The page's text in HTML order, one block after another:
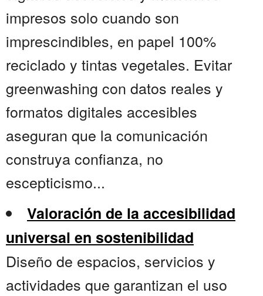
impresos solo cuando son
imprescindibles, en papel 100%
reciclado y tintas vegetales. Evitar
greenwashing con datos reales y
formatos digitales accesibles
aseguran que la comunicación
construya confianza, no
escepticismo...
Valoración de la accesibilidad
universal en sostenibilidad
Diseño de espacios, servicios y
actividades que garantizan el uso